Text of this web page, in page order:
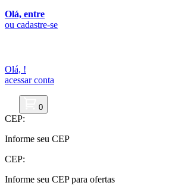
Olá, entre
ou cadastre-se
Olá, !
acessar conta
0
CEP:
Informe seu CEP
CEP:
Informe seu CEP para ofertas